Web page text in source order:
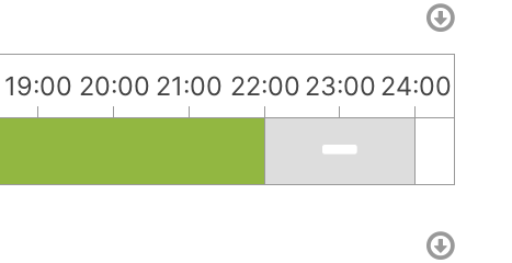
19:00 20:00 21:00 22:00 23:00 24:00